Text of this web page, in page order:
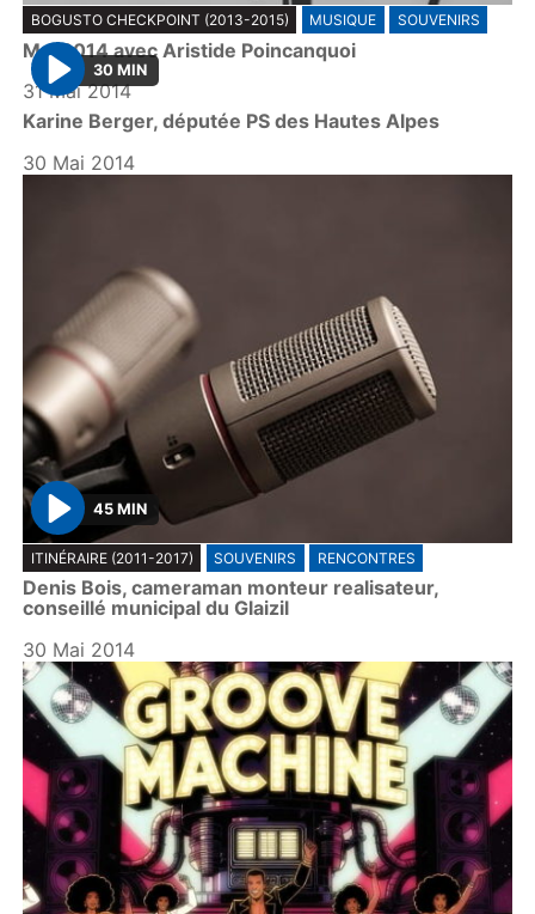
l
a
y
BOGUSTO CHECKPOINT (2013-2015) MUSIQUE SOUVENIRS
Mai 2014 avec Aristide Poincanquoi
31 Mai 2014
P
l
a
30 MIN
Karine Berger, députée PS des Hautes Alpes
30 Mai 2014
P
l
a
y
45 MIN
ITINÉRAIRE (2011-2017) SOUVENIRS RENCONTRES
Denis Bois, cameraman monteur realisateur,
conseillé municipal du Glaizil
30 Mai 2014